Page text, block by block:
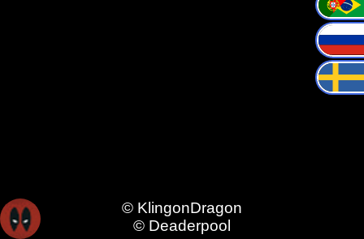
© KlingonDragon
© Deaderpool